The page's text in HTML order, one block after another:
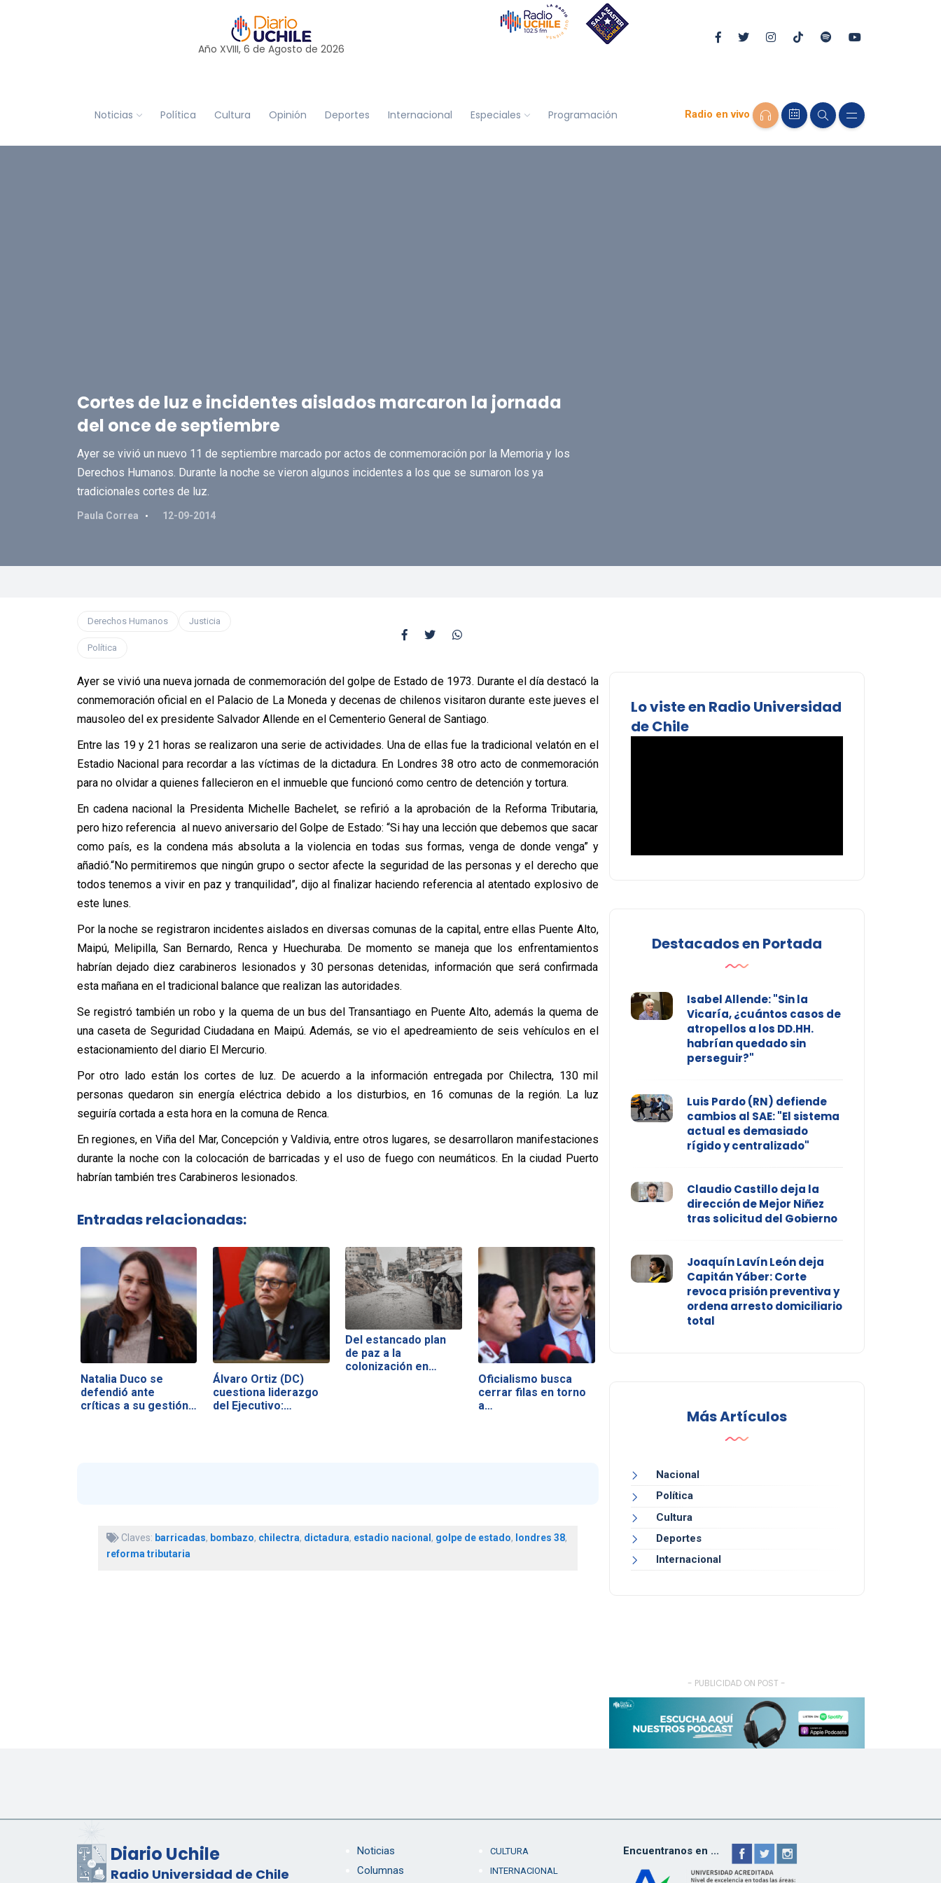
Año XVIII, 6 de Agosto de 2026
Noticias Política Cultura Opinión Deportes Internacional Especiales Programación Radio en vivo
Cortes de luz e incidentes aislados marcaron la jornada
del once de septiembre
Ayer se vivió un nuevo 11 de septiembre marcado por actos de conmemoración por la Memoria y los
Derechos Humanos. Durante la noche se vieron algunos incidentes a los que se sumaron los ya
tradicionales cortes de luz.
Paula Correa 12-09-2014
Derechos Humanos Justicia
Política
Ayer se vivió una nueva jornada de conmemoración del golpe de Estado de 1973. Durante el día destacó la
conmemoración oficial en el Palacio de La Moneda y decenas de chilenos visitaron durante este jueves el
mausoleo del ex presidente Salvador Allende en el Cementerio General de Santiago.
Entre las 19 y 21 horas se realizaron una serie de actividades. Una de ellas fue la tradicional velatón en el
Estadio Nacional para recordar a las víctimas de la dictadura. En Londres 38 otro acto de conmemoración
para no olvidar a quienes fallecieron en el inmueble que funcionó como centro de detención y tortura.
En cadena nacional la Presidenta Michelle Bachelet, se refirió a la aprobación de la Reforma Tributaria,
pero hizo referencia al nuevo aniversario del Golpe de Estado: “Si hay una lección que debemos que sacar
como país, es la condena más absoluta a la violencia en todas sus formas, venga de donde venga” y
añadió.“No permitiremos que ningún grupo o sector afecte la seguridad de las personas y el derecho que
todos tenemos a vivir en paz y tranquilidad”, dijo al finalizar haciendo referencia al atentado explosivo de
este lunes.
Por la noche se registraron incidentes aislados en diversas comunas de la capital, entre ellas Puente Alto,
Maipú, Melipilla, San Bernardo, Renca y Huechuraba. De momento se maneja que los enfrentamientos
habrían dejado diez carabineros lesionados y 30 personas detenidas, información que será confirmada
esta mañana en el tradicional balance que realizan las autoridades.
Se registró también un robo y la quema de un bus del Transantiago en Puente Alto, además la quema de
una caseta de Seguridad Ciudadana en Maipú. Además, se vio el apedreamiento de seis vehículos en el
estacionamiento del diario El Mercurio.
Por otro lado están los cortes de luz. De acuerdo a la información entregada por Chilectra, 130 mil
personas quedaron sin energía eléctrica debido a los disturbios, en 16 comunas de la región. La luz
seguiría cortada a esta hora en la comuna de Renca.
En regiones, en Viña del Mar, Concepción y Valdivia, entre otros lugares, se desarrollaron manifestaciones
durante la noche con la colocación de barricadas y el uso de fuego con neumáticos. En la ciudad Puerto
habrían también tres Carabineros lesionados.
Entradas relacionadas:
Natalia Duco se
defendió ante
críticas a su gestión…
Álvaro Ortiz (DC)
cuestiona liderazgo
del Ejecutivo:…
Del estancado plan
de paz a la
colonización en…
Oficialismo busca
cerrar filas en torno
a…
Claves: barricadas, bombazo, chilectra, dictadura, estadio nacional , golpe de estado, londres 38,
reforma tributaria
Lo viste en Radio Universidad
de Chile
Destacados en Portada
Isabel Allende: "Sin la
Vicaría, ¿cuántos casos de
atropellos a los DD.HH.
habrían quedado sin
perseguir?"
Luis Pardo (RN) defiende
cambios al SAE: "El sistema
actual es demasiado
rígido y centralizado"
Claudio Castillo deja la
dirección de Mejor Niñez
tras solicitud del Gobierno
Joaquín Lavín León deja
Capitán Yáber: Corte
revoca prisión preventiva y
ordena arresto domiciliario
total
Más Artículos
Nacional
Política
Cultura
Deportes
Internacional
- PUBLICIDAD ON POST -
Diario Uchile
Radio Universidad de Chile
Noticias
Columnas
CULTURA
INTERNACIONAL
Encuentranos en ...